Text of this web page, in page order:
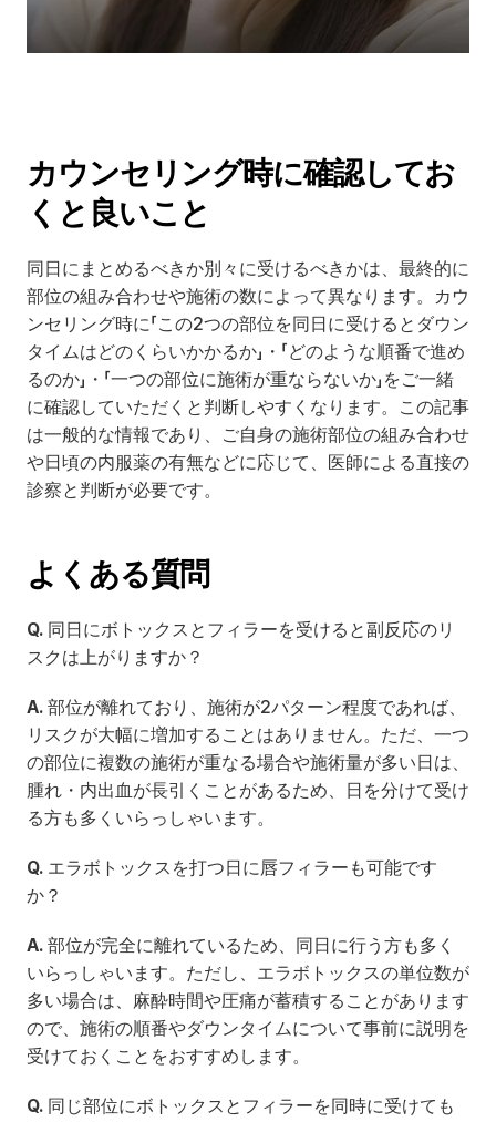
カウンセリング時に確認してお
くと良いこと
同日にまとめるべきか別々に受けるべきかは、最終的に
部位の組み合わせや施術の数によって異なります。カウ
ンセリング時に「この2つの部位を同日に受けるとダウン
タイムはどのくらいかかるか」・「どのような順番で進め
るのか」・「一つの部位に施術が重ならないか」をご一緒
に確認していただくと判断しやすくなります。この記事
は一般的な情報であり、ご自身の施術部位の組み合わせ
や日頃の内服薬の有無などに応じて、医師による直接の
診察と判断が必要です。
よくある質問
Q. 同日にボトックスとフィラーを受けると副反応のリ
スクは上がりますか？
A. 部位が離れており、施術が2パターン程度であれば、
リスクが大幅に増加することはありません。ただ、一つ
の部位に複数の施術が重なる場合や施術量が多い日は、
腫れ・内出血が長引くことがあるため、日を分けて受け
る方も多くいらっしゃいます。
Q. エラボトックスを打つ日に唇フィラーも可能です
か？
A. 部位が完全に離れているため、同日に行う方も多く
いらっしゃいます。ただし、エラボトックスの単位数が
多い場合は、麻酔時間や圧痛が蓄積することがあります
ので、施術の順番やダウンタイムについて事前に説明を
受けておくことをおすすめします。
Q. 同じ部位にボトックスとフィラーを同時に受けても